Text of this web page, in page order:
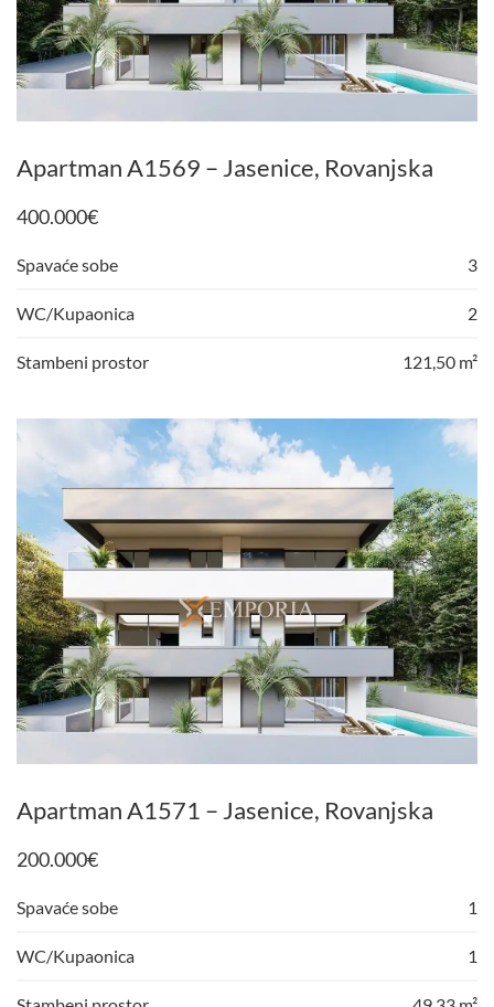
Apartman A1569 – Jasenice, Rovanjska
400.000€
Spavaće sobe 3
WC/Kupaonica 2
Stambeni prostor 121,50 m²
Apartman A1571 – Jasenice, Rovanjska
200.000€
Spavaće sobe 1
WC/Kupaonica 1